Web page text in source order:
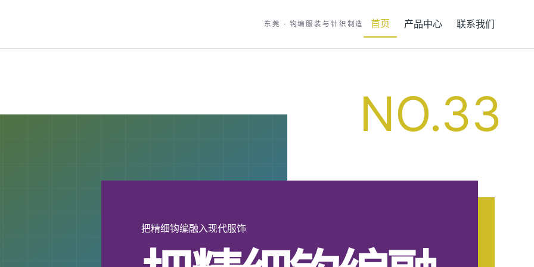
东莞 · 钩编服装与针织制造 首页 产品中心 联系我们
把精细钩编融入现代服饰
NO.33